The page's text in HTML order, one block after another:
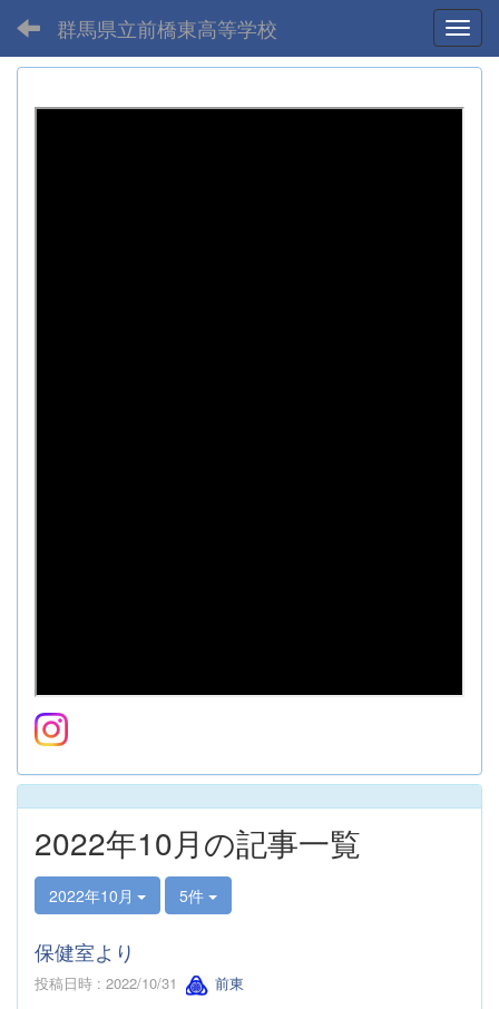
群馬県立前橋東高等学校
2022年10月の記事一覧
2022年10月 5件
保健室より
投稿日時 : 2022/10/31 前東